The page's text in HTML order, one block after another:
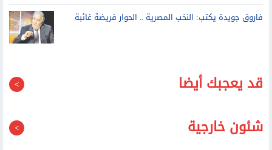
فاروق جويدة يكتب: النخب المصرية .. الحوار فريضة غائبة
قد يعجبك أيضا
شئون خارجية